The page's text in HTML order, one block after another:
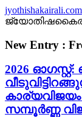
Skip
to
content
jyothishakairali.com
New Entry :
2026
കാര്യവിജയം
സമ്പൂർണ്ണ